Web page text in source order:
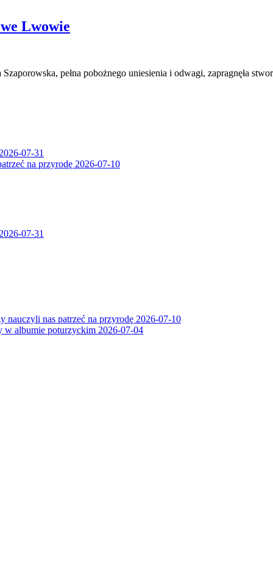
Lwowie
pełna pobożnego uniesienia i odwagi, zapragnęła
2026-07-31
na przyrodę 2026-07-10
2026-07-31
nauczyli nas patrzeć na przyrodę 2026-07-10
w albumie poturzyckim 2026-07-04